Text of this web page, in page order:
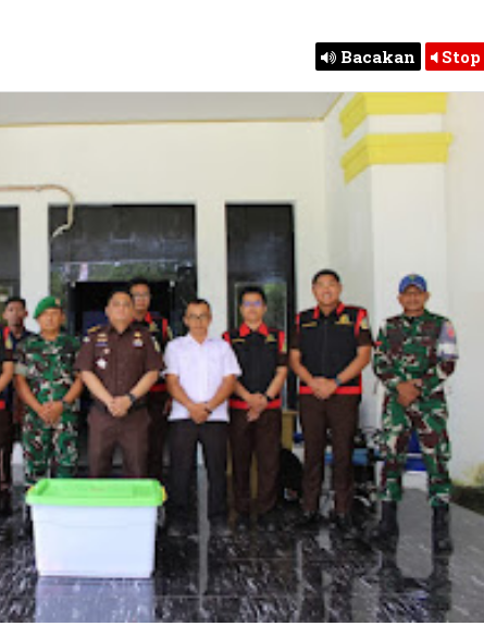
Bacakan Stop